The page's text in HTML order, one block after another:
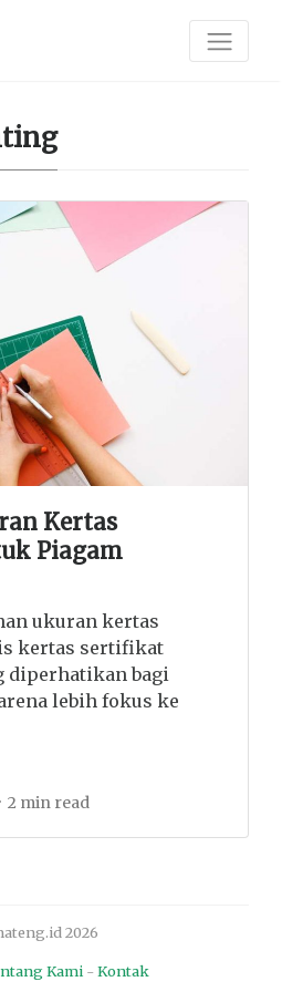
Kertas
Piagam
ukuran kertas
kertas sertifikat
diperhatikan bagi
lebih fokus ke
2 min read
2026
Kami -Kontak